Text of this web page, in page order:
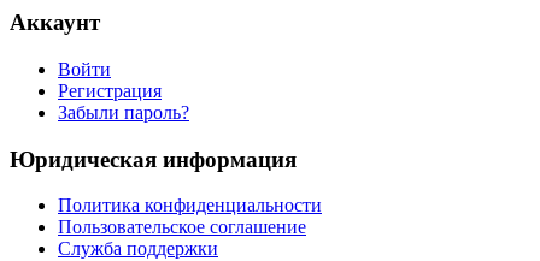
Аккаунт
Войти
Регистрация
Забыли пароль?
Юридическая информация
Политика конфиденциальности
Пользовательское соглашение
Служба поддержки